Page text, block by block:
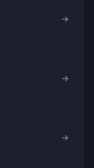
→
→
→